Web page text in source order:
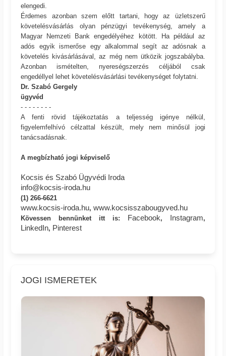
elengedi.
Érdemes azonban szem előtt tartani, hogy az üzletszerű
követelésvásárlás olyan pénzügyi tevékenység, amely a
Magyar Nemzeti Bank engedélyéhez kötött. Ha például az
adós egyik ismerőse egy alkalommal segít az adósnak a
követelés kivásárlásával, az még nem ütközik jogszabályba.
Azonban ismételten, nyereségszerzés céljából csak
engedéllyel lehet követelésvásárlási tevékenységet folytatni.
Dr. Szabó Gergely
ügyvéd
- - - - - - - -
A fenti rövid tájékoztatás a teljesség igénye nélkül,
figyelemfelhívó célzattal készült, mely nem minősül jogi
tanácsadásnak.
A megbízható jogi képviselő
Kocsis és Szabó Ügyvédi Iroda
info@kocsis-iroda.hu
(1) 266-6621
www.kocsis-iroda.hu,www.kocsisszabougyved.hu
Kövessen bennünket itt is: Facebook, Instagram,
LinkedIn, Pinterest
JOGI ISMERETEK